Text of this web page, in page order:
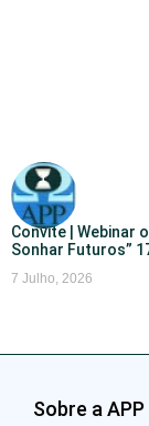
Convite | Webinar
Sonhar Futuros”
7 Julho, 2026
Sobre a APP